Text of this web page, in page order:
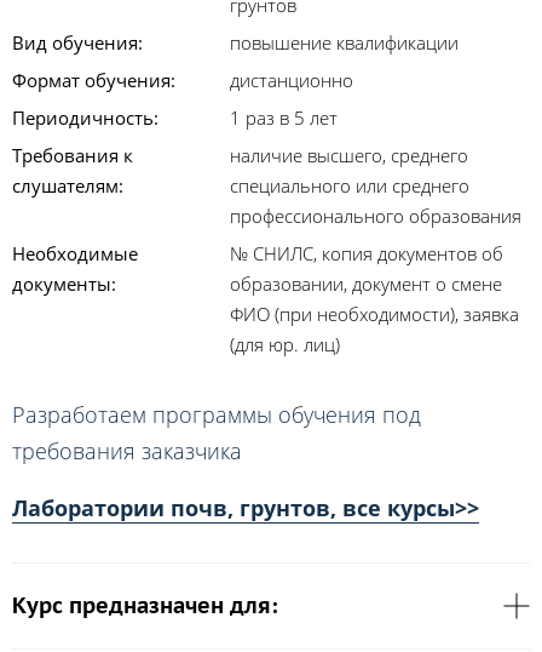
грунтов
Вид обучения:
повышение квалификации
Формат обучения:
дистанционно
Периодичность:
1 раз в 5 лет
Требования к
слушателям:
наличие высшего, среднего
специального или среднего
профессионального образования
Необходимые
документы:
№ СНИЛС, копия документов об
образовании, документ о смене
ФИО (при необходимости), заявка
(для юр. лиц)
Разработаем программы обучения под
требования заказчика
Лаборатории почв, грунтов, все курсы>>
Курс предназначен для: